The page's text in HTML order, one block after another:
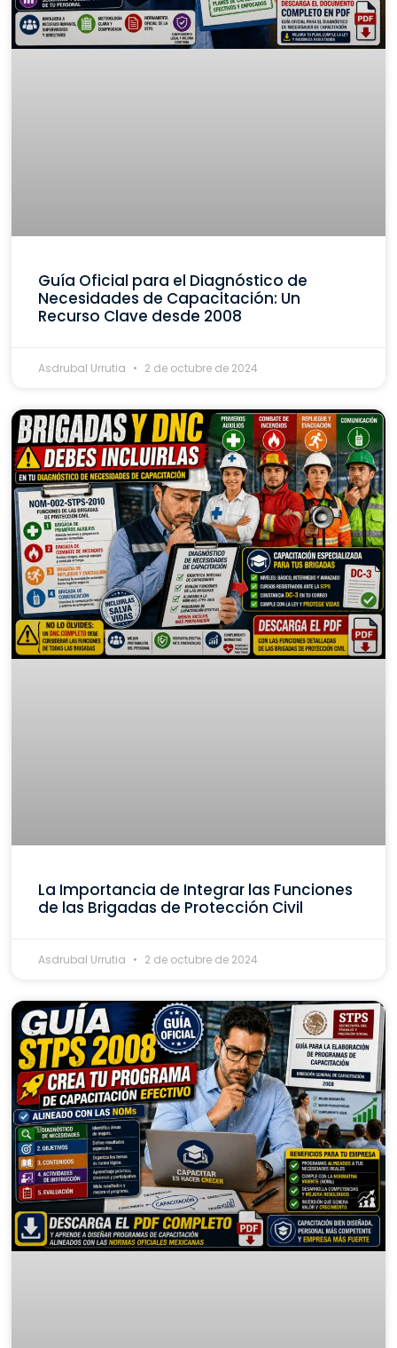
Guía Oficial para el Diagnóstico de
Necesidades de Capacitación: Un
Recurso Clave desde 2008
Asdrubal Urrutia 2 de octubre de 2024
La Importancia de Integrar las Funciones
de las Brigadas de Protección Civil
Asdrubal Urrutia 2 de octubre de 2024